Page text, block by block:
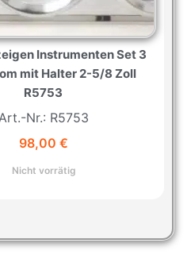
Instrumenten Set 3
mit Halter 2-5/8 Zoll
R5753
Nr.: R5753
98,00 €
Nicht vorrätig